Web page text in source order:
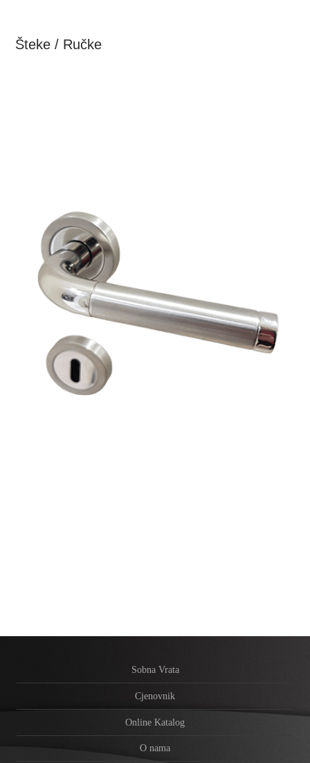
Šteke / Ručke
Sobna Vrata
Cjenovnik
Online Katalog
O nama